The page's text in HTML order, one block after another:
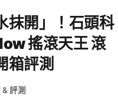
抹開」！石頭科
搖滾天王 滾
箱評測
評測